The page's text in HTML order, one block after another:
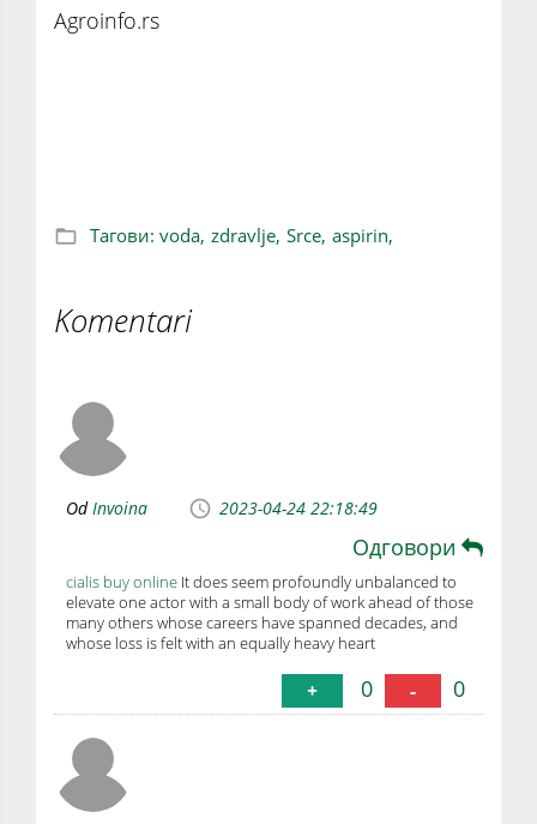
Agroinfo.rs
Тагови: voda, zdravlje, Srce, aspirin,
Komentari
OdInvoina 2023-04-24 22:18:49
Одговори
cialis buy online It does seem profoundly unbalanced to
elevate one actor with a small body of work ahead of those
many others whose careers have spanned decades, and
whose loss is felt with an equally heavy heart
+ 0 - 0